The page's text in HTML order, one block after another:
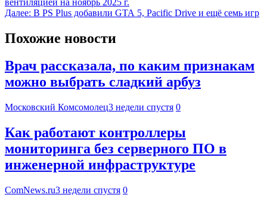
Далее: В PS Plus добавили GTA 5, Pacific Drive и ещё семь игр
Похожие новости
Врач рассказала, по каким признакам
можно выбрать сладкий арбуз
Московский Комсомолец3 недели спустя 0
Как работают контроллеры
мониторинга без серверного ПО в
инженерной инфраструктуре
ComNews.ru3 недели спустя 0